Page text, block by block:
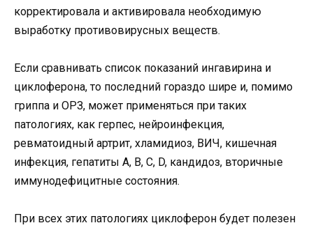
корректировала и активировала необходимую
выработку противовирусных веществ.
Если сравнивать список показаний ингавирина и
циклоферона, то последний гораздо шире и, помимо
гриппа и ОРЗ, может применяться при таких
патологиях, как герпес, нейроинфекция,
ревматоидный артрит, хламидиоз, ВИЧ, кишечная
инфекция, гепатиты А, В, С, D, кандидоз, вторичные
иммунодефицитные состояния.
При всех этих патологиях циклоферон будет полезен